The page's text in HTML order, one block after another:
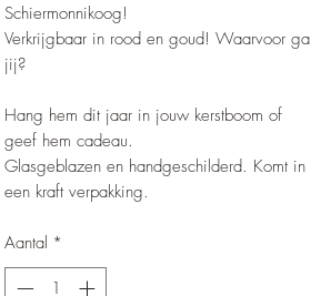
Schiermonnikoog!
Verkrijgbaar in rood en goud! Waarvoor ga
jij?
Hang hem dit jaar in jouw kerstboom of
geef hem cadeau.
Glasgeblazen en handgeschilderd. Komt in
een kraft verpakking.
Aantal *